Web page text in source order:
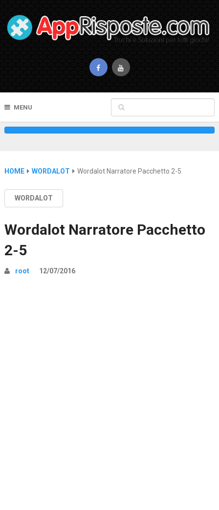
MENU
HOME WORDALOT Wordalot Narratore Pacchetto 2-5
WORDALOT
Wordalot Narratore Pacchetto
2-5
root 12/07/2016